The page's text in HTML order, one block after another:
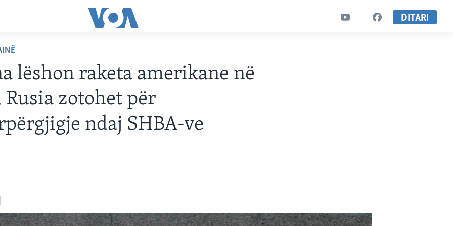
DITARI
lëshon raketa amerikane në
zotohet për
ndaj SHBA-ve